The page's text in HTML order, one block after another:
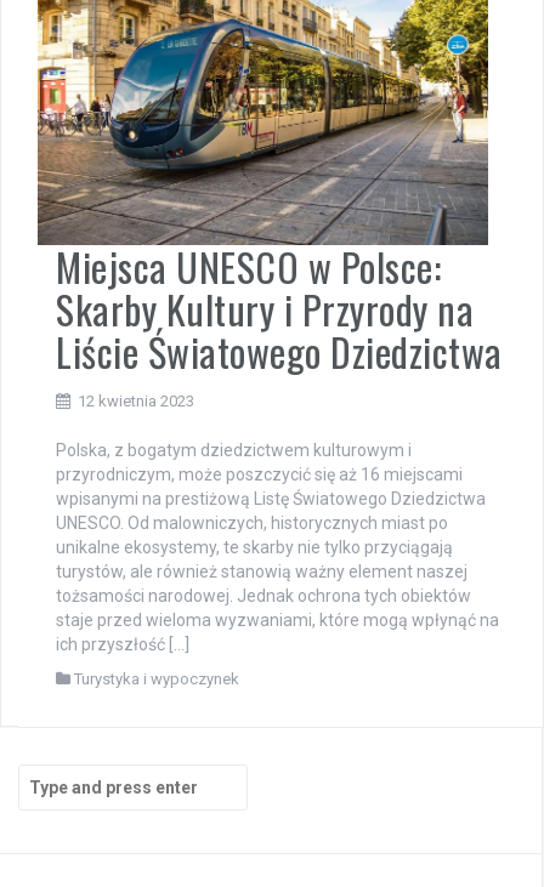
Miejsca UNESCO w Polsce:
Skarby Kultury i Przyrody na
Liście Światowego Dziedzictwa
12 kwietnia 2023
Polska, z bogatym dziedzictwem kulturowym i
przyrodniczym, może poszczycić się aż 16 miejscami
wpisanymi na prestiżową Listę Światowego Dziedzictwa
UNESCO. Od malowniczych, historycznych miast po
unikalne ekosystemy, te skarby nie tylko przyciągają
turystów, ale również stanowią ważny element naszej
tożsamości narodowej. Jednak ochrona tych obiektów
staje przed wieloma wyzwaniami, które mogą wpłynąć na
ich przyszłość […]
Turystyka i wypoczynek
for: